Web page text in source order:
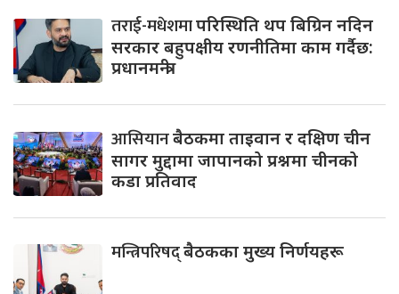
तराई-मधेशमापरिस्थिति थप बिग्रिन नदिन
सरकार बहुपक्षीय रणनीतिमा काम गर्दैछ:
प्रधानमन्त्री
आसियानबैठकमा ताइवान र दक्षिण चीन
सागर मुद्दामा जापानको प्रश्नमा चीनको
कडा प्रतिवाद
मन्त्रिपरिषद्बैठकका मुख्य निर्णयहरू